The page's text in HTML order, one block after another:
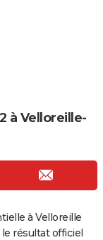
à Velloreille-
à Velloreille
résultat officiel